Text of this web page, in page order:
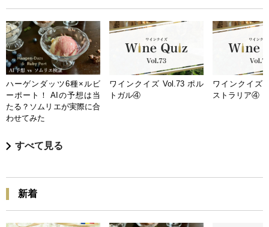
ハーゲンダッツ6種×ルビ
ーポート！ AIの予想は当
たる？ソムリエが実際に合
わせてみた
ワインクイズ Vol.73 ポル
トガル④
ワインクイズ
ストラリア④
すべて見る
新着